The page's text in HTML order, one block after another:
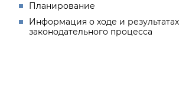
Планирование
Информация о ходе и результатах
законодательного процесса